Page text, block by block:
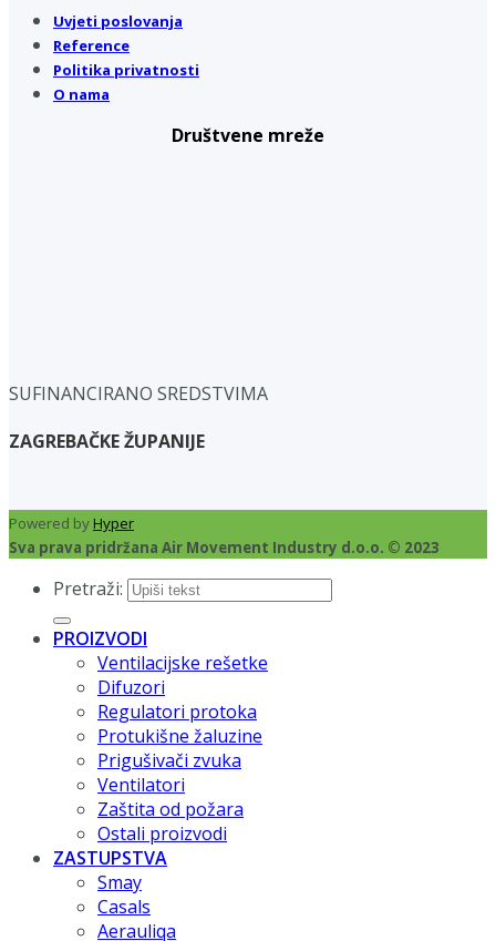
Uvjeti poslovanja
Reference
Politika privatnosti
O nama
Društvene mreže
SUFINANCIRANO SREDSTVIMA
ZAGREBAČKE ŽUPANIJE
Powered byHyper
Sva prava pridržana Air Movement Industry d.o.o. © 2023
Pretraži:
PROIZVODI
Ventilacijske rešetke
Difuzori
Regulatori protoka
Protukišne žaluzine
Prigušivači zvuka
Ventilatori
Zaštita od požara
Ostali proizvodi
ZASTUPSTVA
Smay
Casals
Aerauliqa